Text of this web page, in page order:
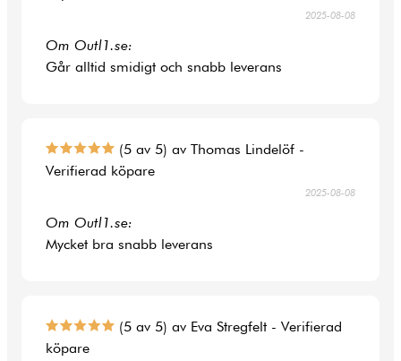
2025-08-08
Om Outl1.se:
Går alltid smidigt och snabb leverans
(5 av 5) av Thomas Lindelöf -
Verifierad köpare
2025-08-08
Om Outl1.se:
Mycket bra snabb leverans
(5 av 5) av Eva Stregfelt - Verifierad
köpare